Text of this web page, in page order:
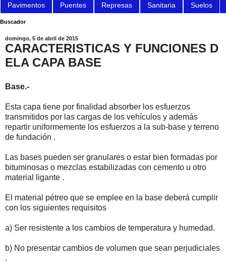
Pavimentos Puentes Represas Sanitaria Suelos
Buscador
domingo, 5 de abril de 2015
CARACTERISTICAS Y FUNCIONES D
ELA CAPA BASE
Base.-
Esta capa tiene por finalidad absorber los esfuerzos
transmitidos por las cargas de los vehículos y además
repartir uniformemente los esfuerzos a la sub-base y terreno
de fundación .
Las bases pueden ser granulares o estar bien formadas por
bituminosas o mezclas estabilizadas con cemento u otro
material ligante .
El material pétreo que se emplee en la base deberá cumplir
con los siguientes requisitos
a) Ser resistente a los cambios de temperatura y humedad.
b) No presentar cambios de volumen que sean perjudiciales
.